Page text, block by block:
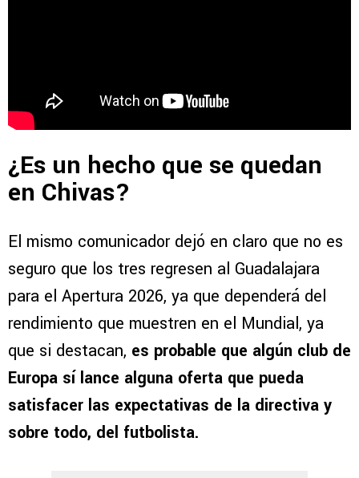
¿Es un hecho que se quedan
en Chivas?
El mismo comunicador dejó en claro que no es
seguro que los tres regresen al Guadalajara
para el Apertura 2026, ya que dependerá del
rendimiento que muestren en el Mundial, ya
que si destacan, es probable que algún club de
Europa sí lance alguna oferta que pueda
satisfacer las expectativas de la directiva y
sobre todo, del futbolista.